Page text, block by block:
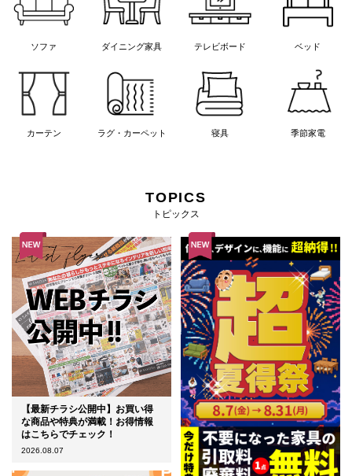
ソファ ダイニング家具 テレビボード ベッド
カーテン ラグ・カーペット 寝具 季節家電
TOPICS
トピックス
【最新チラシ公開中】お買い得
な商品や特典が満載！お得情報
はこちらでチェック！
2026.08.07